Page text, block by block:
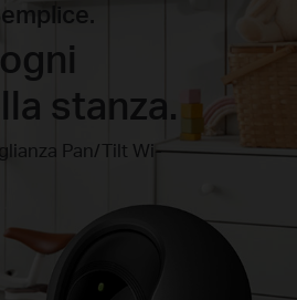
stanza.
Pan/Tilt Wi-